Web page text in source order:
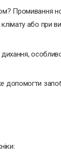
Промивання
або при